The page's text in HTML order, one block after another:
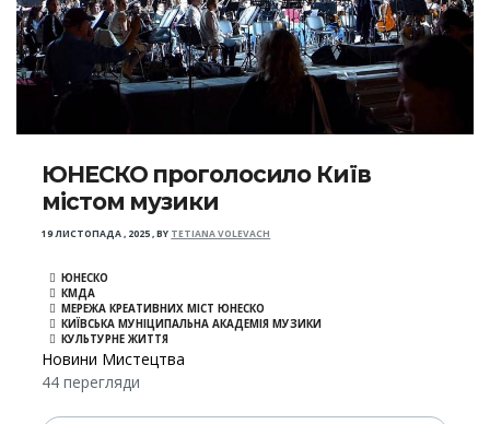
ЮНЕСКО проголосило Київ
містом музики
19 ЛИСТОПАДА , 2025,BY TETIANA VOLEVACH
ЮНЕСКО
КМДА
МЕРЕЖА КРЕАТИВНИХ МІСТ ЮНЕСКО
КИЇВСЬКА МУНІЦИПАЛЬНА АКАДЕМІЯ МУЗИКИ
КУЛЬТУРНЕ ЖИТТЯ
Новини Мистецтва
44 перегляди